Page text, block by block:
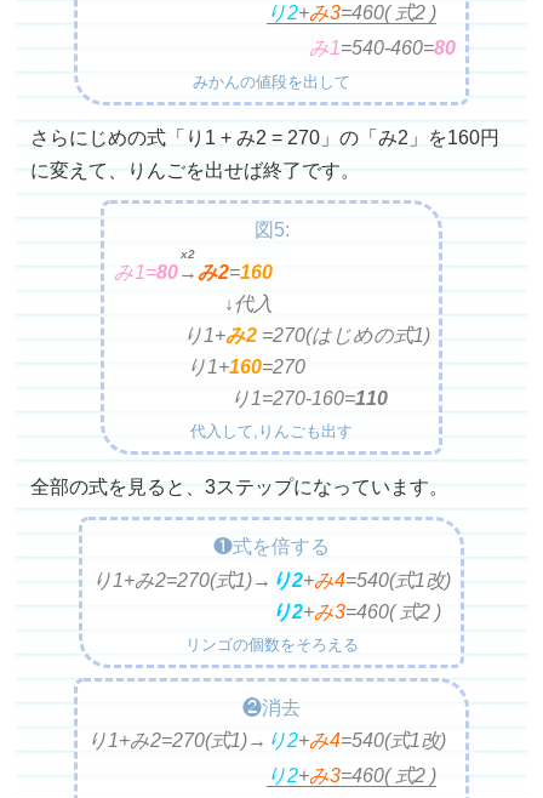
り2+み3=
み1=
460( 式2 )
540-460=80
みかんの値段を出して
さらにじめの式「り1 + み2 = 270」の「み2」を160円
に変えて、りんごを出せば終了です。
図5:
み1=80→
x2
み2=160
↓代入
り1+み2 =
り1+160=
り1=
270(はじめの式1)
270
270-160=110
代入して,りんごも出す
全部の式を見ると、3ステップになっています。
❶式を倍する
り1+み2=270(式1)→ り2+み4=
り2+み3=
540(式1改)
460( 式2 )
リンゴの個数をそろえる
❷消去
り1+み2=270(式1)→ り2+み4=
り2+み3=
540(式1改)
460( 式2 )